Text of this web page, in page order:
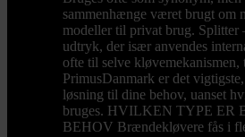
sammenhænge været brugt om
modeller til privat brug. Splitter
udtryk, der især anvendes
ofte til selve
PrimusDanmark er det
løsning til dine behov, uanset
bruges. HVILKEN TYPE ER
BEHOV Brændekløvere fås i